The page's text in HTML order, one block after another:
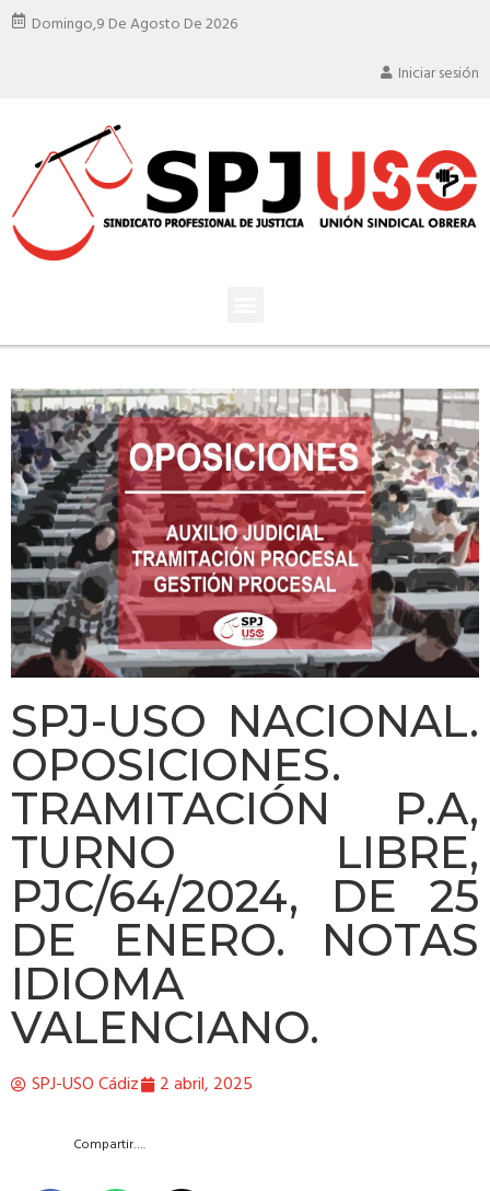
Domingo,9 De Agosto De 2026
Iniciar sesión
SPJ-USO NACIONAL.
OPOSICIONES.
TRAMITACIÓN P.A,
TURNO LIBRE,
PJC/64/2024, DE 25
DE ENERO. NOTAS
IDIOMA
VALENCIANO.
SPJ-USO Cádiz 2 abril, 2025
Compartir….